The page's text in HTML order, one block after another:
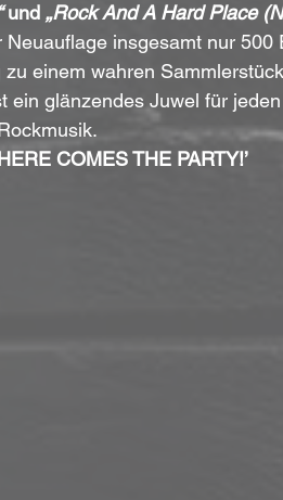
und „Rock And A Hard Place
insgesamt nur 500
einem wahren
ein glänzendes Juwel für
COMES THE PARTY!’